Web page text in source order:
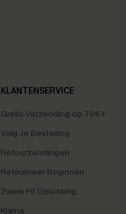
KLANTENSERVICE
Gratis Verzending op 79€+
Volg Je Bestelling
Retourzendingen
Retourneer Beginnen
Zwem Fit Oplossing
Klarna